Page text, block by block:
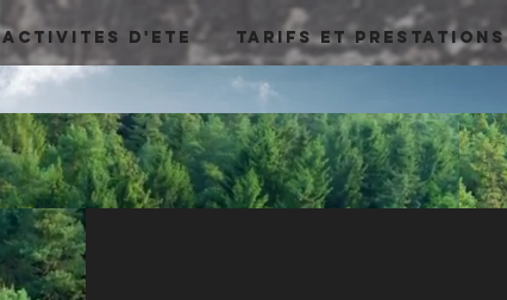
ACTIVITES D'ETE TARIFS ET PRESTATIONS